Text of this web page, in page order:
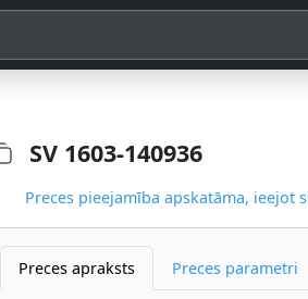
SV 1603-140936
Preces pieejamība apskatāma, ieejot
Preces apraksts Preces parametri